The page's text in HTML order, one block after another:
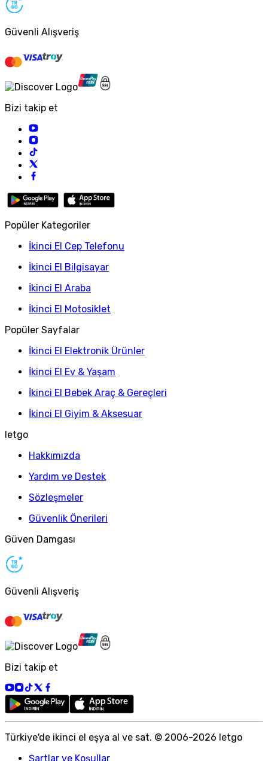
Güvenli Alışveriş
Bizi takip et
Popüler Kategoriler
İkinci El Cep Telefonu
İkinci El Bilgisayar
İkinci El Araba
İkinci El Motosiklet
Popüler Sayfalar
İkinci El Elektronik Ürünler
İkinci El Ev & Yaşam
İkinci El Bebek Araç & Gereçleri
İkinci El Giyim & Aksesuar
letgo
Hakkımızda
Yardım ve Destek
Sözleşmeler
Güvenlik Önerileri
Güven Damgası
Güvenli Alışveriş
Bizi takip et
Türkiye'de ikinci el eşya al ve sat. © 2006-2026 letgo
Şartlar ve Koşullar